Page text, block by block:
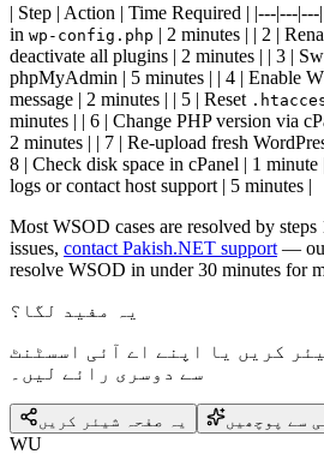
| Step | Action | Time Required | |---|---
in wp-config.php | 2 minutes | | 2 |
deactivate all plugins | 2 minutes | | 3 |
phpMyAdmin | 5 minutes | | 4 | Enable
message | 2 minutes | | 5 | Reset
minutes | | 6 | Change PHP version via
2 minutes | | 7 | Re-upload fresh
8 | Check disk space in cPanel | 1
logs or contact host support | 5 minutes |
Most WSOD cases are resolved by
issues, contact Pakish.NET support —
resolve WSOD in under 30 minutes for
یہ مفید لگا؟
کریں یا اپنے اے آئی اسسٹنٹ
سے دوسری رائے لیں۔
یہ صفحہ شیئر کریں سے پوچھیں
WU